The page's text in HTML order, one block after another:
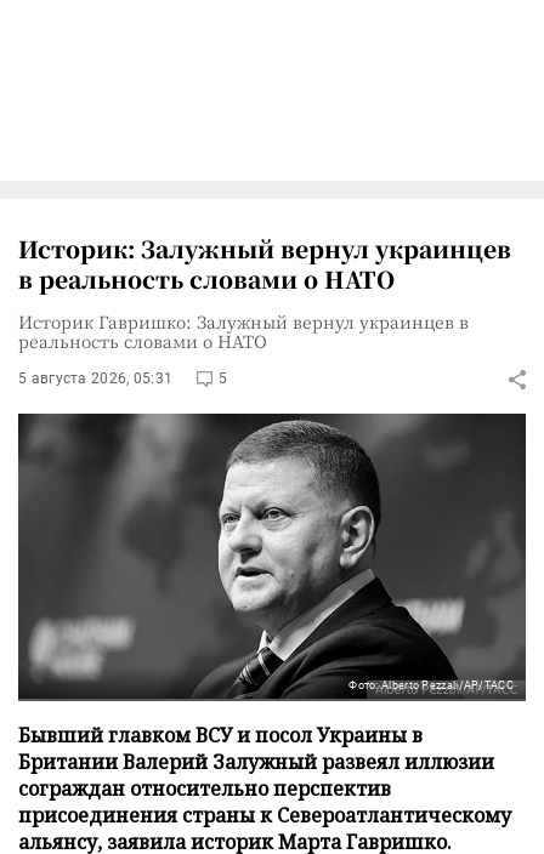
Историк: Залужный вернул украинцев
в реальность словами о НАТО
Историк Гавришко: Залужный вернул украинцев в
реальность словами о НАТО
5 августа 2026, 05:31 5
Фото: Alberto Pezzali/AP/ТАСС
Бывший главком ВСУ и посол Украины в
Британии Валерий Залужный развеял иллюзии
сограждан относительно перспектив
присоединения страны к Североатлантическому
альянсу, заявила историк Марта Гавришко.